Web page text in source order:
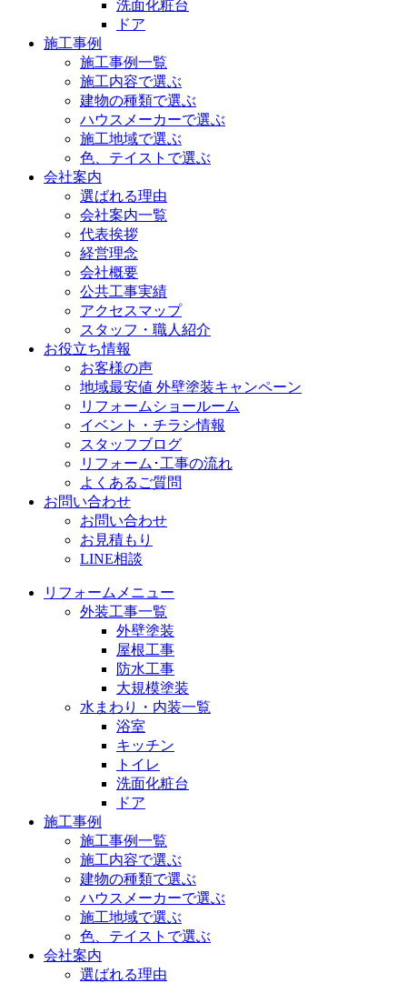
洗面化粧台
ドア
施工事例
施工事例一覧
施工内容で選ぶ
建物の種類で選ぶ
ハウスメーカーで選ぶ
施工地域で選ぶ
色、テイストで選ぶ
会社案内
選ばれる理由
会社案内一覧
代表挨拶
経営理念
会社概要
公共工事実績
アクセスマップ
スタッフ・職人紹介
お役立ち情報
お客様の声
地域最安値 外壁塗装キャンペーン
リフォームショールーム
イベント・チラシ情報
スタッフブログ
リフォーム･工事の流れ
よくあるご質問
お問い合わせ
お問い合わせ
お見積もり
LINE相談
リフォームメニュー
外装工事一覧
外壁塗装
屋根工事
防水工事
大規模塗装
水まわり・内装一覧
浴室
キッチン
トイレ
洗面化粧台
ドア
施工事例
施工事例一覧
施工内容で選ぶ
建物の種類で選ぶ
ハウスメーカーで選ぶ
施工地域で選ぶ
色、テイストで選ぶ
会社案内
選ばれる理由